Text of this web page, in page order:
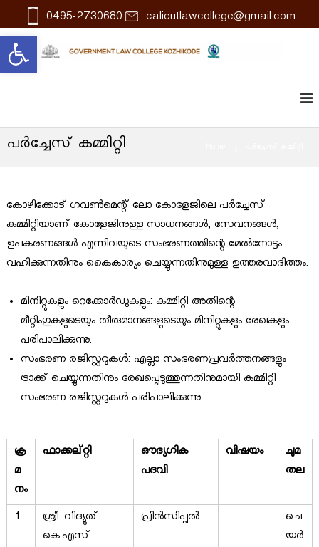
Open toolbar
k
c
0495-2730680 calicutlawcollege@gmail.com
l
m
a
w
o
l
പര്‍ച്ചേസ്‌ കമ്മിറ്റി
കോഴിക്കോട്‌ ഗവണ്‍മെന്റ്‌ ലോ കോളേജിലെ പര്‍ച്ചേസ്‌
കമ്മിറ്റിയാണ്‌ കോളേജിനുള്ള സാധനങ്ങള്‍, സേവനങ്ങള്‍,
ഉപകരണങ്ങൾ എന്നിവയുടെ സംഭരണത്തിന്റെ മേൽനോട്ടം
വഹിക്കുന്നതിനും കൈകാര്യം ചെയ്യുന്നതിനുമുള്ള ഉത്തരവാദിത്തം.
മിനിറ്റുകളും റെക്കോര്‍ഡുകളും: കമ്മിറ്റി അതിന്റെ
മീറ്റിംഗുകളുടെയും തീരുമാനങ്ങളുടെയും മിനിറ്റുകളും രേഖകളും
പരിപാലിക്കുന്നു.
സംഭരണ രജിസ്റ്ററുകള്‍: എല്ലാ സംഭരണപ്രവര്‍ത്തനങ്ങളും
ട്രാക്ക്‌ ചെയ്യുന്നതിനും രേഖപ്പെടുത്തുന്നതിനുമായി കമ്മിറ്റി
സംഭരണ രജിസ്റ്ററുകള്‍ പരിപാലിക്കുന്നു.
ക്ര
മ
നം
ഫാക്കല്റ്റി
ഔദ്യഗിക
പദവി
വിഷയം
ചുമ
തല
1
ശ്രീ. വിദ്യുത്
കെ.എസ്.
പ്രിൻസിപ്പൽ –
ചെ
യർ